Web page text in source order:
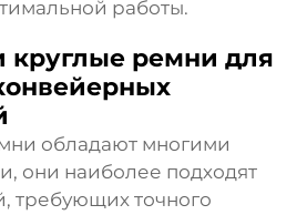
работы.
круглые ремни для
обладают многими
они наиболее подходят
требующих точного